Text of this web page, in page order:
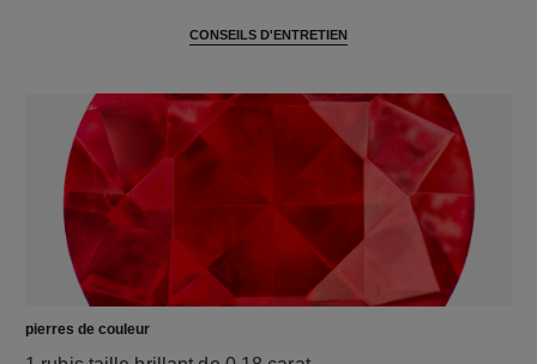
CONSEILS D'ENTRETIEN
pierres de couleur